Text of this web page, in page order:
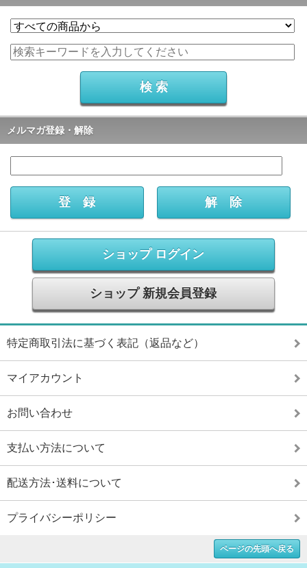
メルマガ登録・解除
ショップ ログイン
ショップ 新規会員登録
特定商取引法に基づく表記（返品など）
マイアカウント
お問い合わせ
支払い方法について
配送方法･送料について
プライバシーポリシー
ページの先頭へ戻る